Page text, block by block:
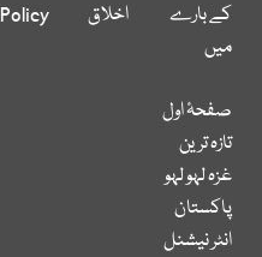
کے بارے
میں
اخلاق
Policy
صفحۂ اول
تازہ ترین
غزہ لہو لہو
پاکستان
انٹر نیشنل